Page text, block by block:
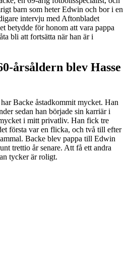
barn som heter Edwin och bor i en
intervju med Aftonbladet
betydde för honom att vara pappa
bli att fortsätta när han är i
årsåldern blev Hasse
Backe åstadkommit mycket. Han
sedan han började sin karriär i
i mitt privatliv. Han fick tre
första var en flicka, och två till efter
Backe blev pappa till Edwin
trettio år senare. Att få ett andra
tycker är roligt.